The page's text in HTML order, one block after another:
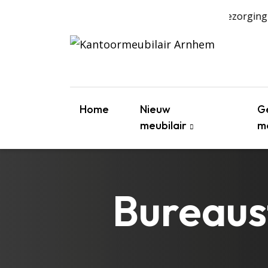
Gratis
Home
Nieuw
meubilair